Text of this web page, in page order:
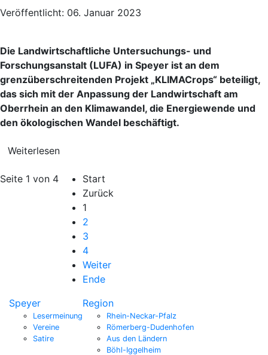
Veröffentlicht: 06. Januar 2023
Die Landwirtschaftliche Untersuchungs- und
Forschungsanstalt (LUFA) in Speyer ist an dem
grenzüberschreitenden Projekt „KLIMACrops“ beteiligt,
das sich mit der Anpassung der Landwirtschaft am
Oberrhein an den Klimawandel, die Energiewende und
den ökologischen Wandel beschäftigt.
Weiterlesen
Seite 1 von 4
Start
Zurück
1
2
3
4
Weiter
Ende
Speyer
Lesermeinung
Vereine
Satire
Region
Rhein-Neckar-Pfalz
Römerberg-Dudenhofen
Aus den Ländern
Böhl-Iggelheim